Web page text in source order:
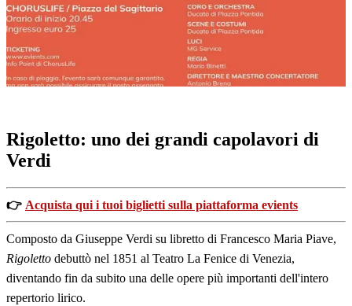
Giuseppe
Rigoletto: uno dei grandi capolavori di
Verdi
👉 Acquista qui i tuoi biglietti sulla piattaforma evients
Composto da Giuseppe Verdi su libretto di Francesco Maria Piave,
Rigoletto debuttò nel 1851 al Teatro La Fenice di Venezia,
diventando fin da subito una delle opere più importanti dell'intero
repertorio lirico.